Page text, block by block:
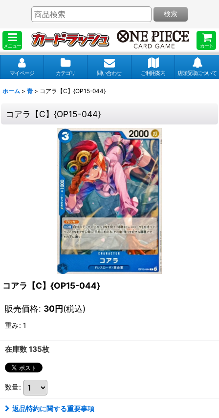
メニュー カート
検索
マイページ カテゴリ 問い合わせ ご利用案内 店頭受取について
ホーム > 青 > コアラ【C】{OP15-044}
コアラ【C】{OP15-044}
コアラ【C】{OP15-044}
販売価格: 30円(税込)
重み: 1
在庫数 135枚
数量:
返品特約に関する重要事項